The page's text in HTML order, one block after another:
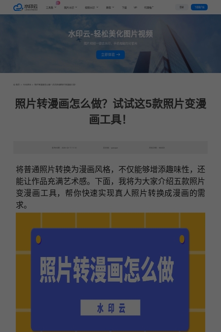
工具集
AI
图片水印 视频水印 教程 下载 VIP 代理推广 登录 下载客户端
水印云-轻松美化图片视频
图片视频一键去水印，手机电脑均可使用
立即体验
首页 > 行业资讯 > 照片转漫画怎么做？试试这5款照片变漫画工具！
照片转漫画怎么做？试试这5款照片变漫
画工具！
发布日期：2025-02-11 11:10 发表者：qianqian 浏览次数：9628次
将普通照片转换为漫画风格，不仅能够增添趣味性，还
能让作品充满艺术感。下面，我将为大家介绍五款照片
变漫画工具，帮你快速实现真人照片转换成漫画的需
求。